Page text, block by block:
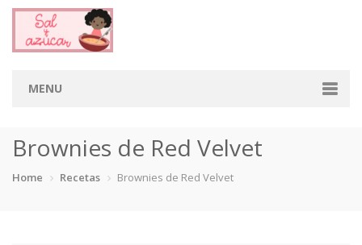
MENU
Categorias
Brownies de Red Velvet
Home Recetas Brownies de Red Velvet